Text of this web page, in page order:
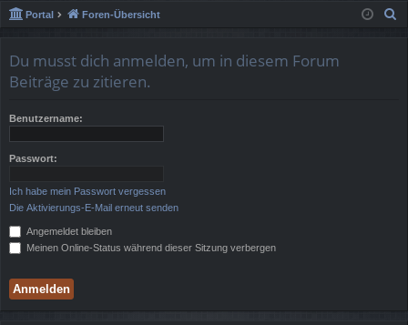
ne
ug
f
en
m
ist
Portal Foren-Übersicht
Du musst dich anmelden, um in diesem Forum
Beiträge zu zitieren.
Benutzername:
Passwort:
Ich habe mein Passwort vergessen
Die Aktivierungs-E-Mail erneut senden
Angemeldet bleiben
Meinen Online-Status während dieser Sitzung verbergen